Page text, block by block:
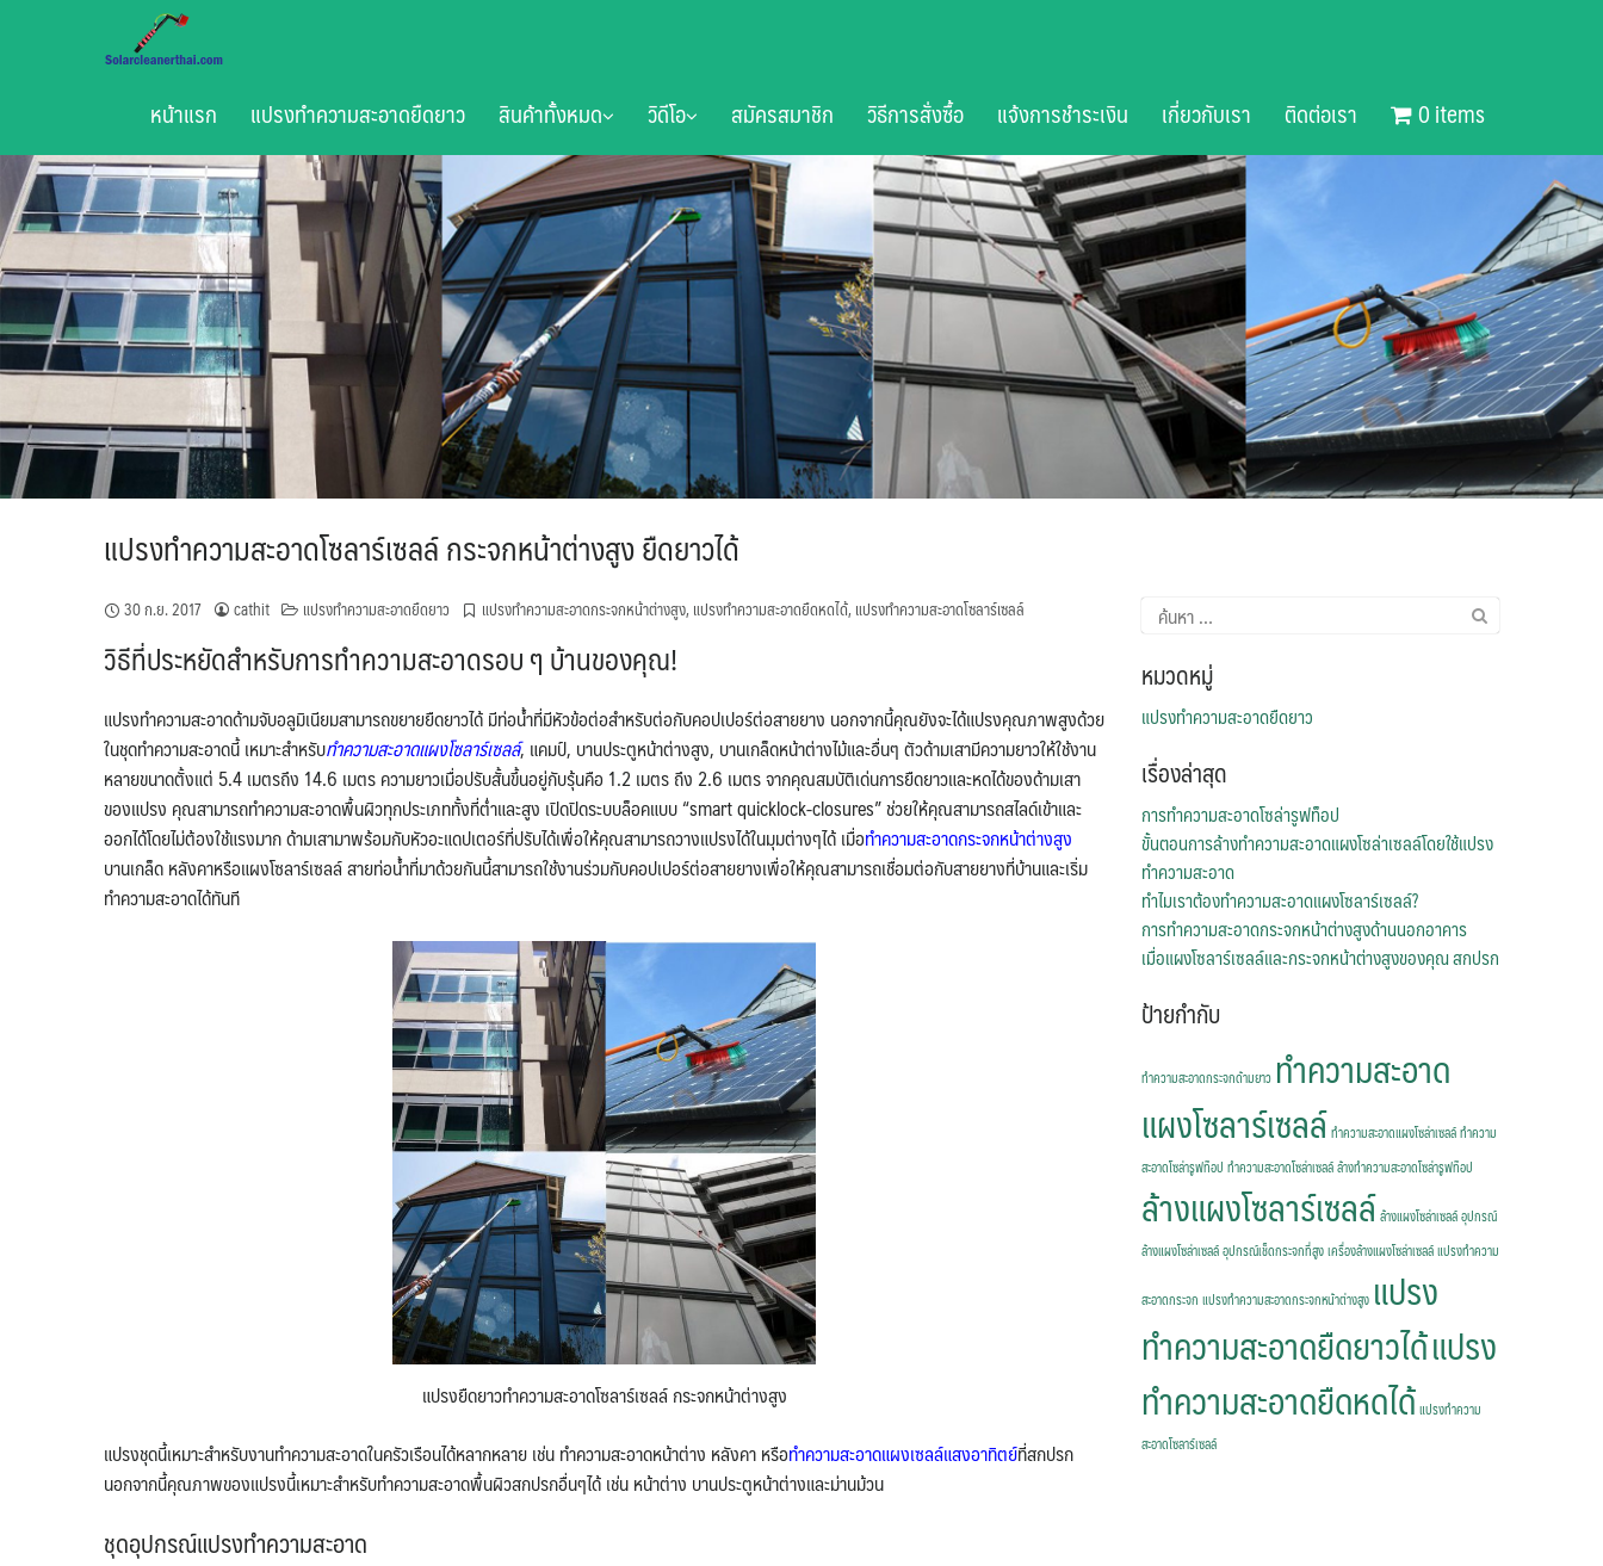
หน้าแรก แปรงทำความสะอาดยืดยาว สินค้าทั้งหมด วิดีโอ สมัครสมาชิก วิธีการสั่งซื้อ แจ้งการชำระเงิน เกี่ยวกับเรา ติดต่อเรา 0 items
แปรงทำความสะอาดโซลาร์เซลล์ กระจกหน้าต่างสูง ยืดยาวได้
30 ก.ย. 2017 cathit แปรงทำความสะอาดยืดยาว แปรงทำความสะอาดกระจกหน้าต่างสูง, แปรงทำความสะอาดยืดหดได้, แปรงทำความสะอาดโซลาร์เซลล์
วิธีที่ประหยัดสำหรับการทำความสะอาดรอบ ๆ บ้านของคุณ!
แปรงทำความสะอาดด้ามจับอลูมิเนียมสามารถขยายยืดยาวได้ มีท่อน้ำที่มีหัวข้อต่อสำหรับต่อกับคอปเปอร์ต่อสายยาง นอกจากนี้คุณยังจะได้แปรงคุณภาพสูงด้วย
ในชุดทำความสะอาดนี้ เหมาะสำหรับทำความสะอาดแผงโซลาร์เซลล์, แคมป์, บานประตูหน้าต่างสูง, บานเกล็ดหน้าต่างไม้และอื่นๆ ตัวด้ามเสามีความยาวให้ใช้งาน
หลายขนาดตั้งแต่ 5.4 เมตรถึง 14.6 เมตร ความยาวเมื่อปรับสั้นขึ้นอยู่กับรุ้นคือ 1.2 เมตร ถึง 2.6 เมตร จากคุณสมบัติเด่นการยืดยาวและหดได้ของด้ามเสา
ของแปรง คุณสามารถทำความสะอาดพื้นผิวทุกประเภททั้งที่ต่ำและสูง เปิดปิดระบบล็อคแบบ “smart quicklock-closures” ช่วยให้คุณสามารถสไลด์เข้าและ
ออกได้โดยไม่ต้องใช้แรงมาก ด้ามเสามาพร้อมกับหัวอะแดปเตอร์ที่ปรับได้เพื่อให้คุณสามารถวางแปรงได้ในมุมต่างๆได้ เมื่อทำความสะอาดกระจกหน้าต่างสูง
บานเกล็ด หลังคาหรือแผงโซลาร์เซลล์ สายท่อน้ำที่มาด้วยกันนี้สามารถใช้งานร่วมกับคอปเปอร์ต่อสายยางเพื่อให้คุณสามารถเชื่อมต่อกับสายยางที่บ้านและเริ่ม
ทำความสะอาดได้ทันที
แปรงยืดยาวทำความสะอาดโซลาร์เซลล์ กระจกหน้าต่างสูง
แปรงชุดนี้เหมาะสำหรับงานทำความสะอาดในครัวเรือนได้หลากหลาย เช่น ทำความสะอาดหน้าต่าง หลังคา หรือทำความสะอาดแผงเซลล์แสงอาทิตย์ที่สกปรก
นอกจากนี้คุณภาพของแปรงนี้เหมาะสำหรับทำความสะอาดพื้นผิวสกปรกอื่นๆได้ เช่น หน้าต่าง บานประตูหน้าต่างและม่านม้วน
ชุดอุปกรณ์แปรงทำความสะอาด
ค้นหา
สำหรับ:
หมวดหมู่
แปรงทำความสะอาดยืดยาว
เรื่องล่าสุด
การทำความสะอาดโซล่ารูฟท็อป
ขั้นตอนการล้างทำความสะอาดแผงโซล่าเซลล์โดยใช้แปรง
ทำความสะอาด
ทำไมเราต้องทำความสะอาดแผงโซลาร์เซลล์?
การทำความสะอาดกระจกหน้าต่างสูงด้านนอกอาคาร
เมื่อแผงโซลาร์เซลล์และกระจกหน้าต่างสูงของคุณ สกปรก
ป้ายกำกับ
ทำความสะอาดกระจกด้ามยาว ทำความสะอาด
แผงโซลาร์เซลล์ทำความสะอาดแผงโซล่าเซลล์ทำความ
สะอาดโซล่ารูฟท๊อป ทำความสะอาดโซล่าเซลล์ล้างทำความสะอาดโซล่ารูฟท๊อป
ล้างแผงโซลาร์เซลล์ล้างแผงโซล่าเซลล์อุปกรณ์
ล้างแผงโซล่าเซลล์อุปกรณ์เช็ดกระจกที่สูงเครื่องล้างแผงโซล่าเซลล์แปรงทำความ
สะอาดกระจก แปรงทำความสะอาดกระจกหน้าต่างสูง แปรง
ทำความสะอาดยืดยาวได้แปรง
ทำความสะอาดยืดหดได้แปรงทำความ
สะอาดโซลาร์เซลล์